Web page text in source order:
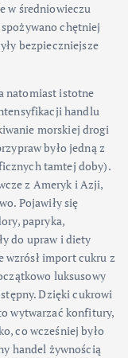
w średniowieczu
chętniej
bezpieczniejsze
natomiast istotne
handlu
morskiej drogi
było jedną z
tamtej doby).
z Ameryk i Azji,
Pojawiły się
papryka,
do upraw i diety
wzrósł import cukru z
luksusowy
Dzięki cukrowi
wytwarzać konfitury,
co wcześniej było
handel żywnością